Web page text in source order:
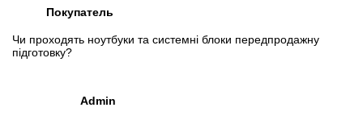
Покупатель
Чи проходять ноутбуки та системні блоки передпродажну
підготовку?
Admin